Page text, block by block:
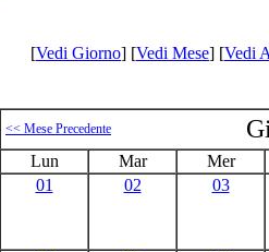
[Vedi Giorno] [Vedi Mese] [Vedi
<< Mese Precedente
Lun Mar
Mer
01
02 03